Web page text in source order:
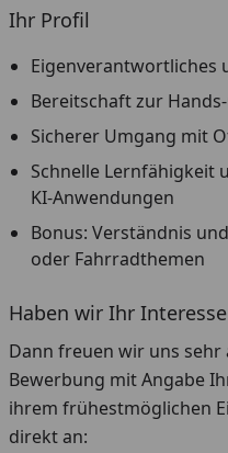
Ihr Profil
Eigenverantwortliches
Bereitschaft zur
Sicherer Umgang mit
Schnelle Lernfähigkeit
KI-Anwendungen
Bonus: Verständnis
oder Fahrradthemen
Haben wir Ihr
Dann freuen wir uns
Bewerbung mit Angabe
ihrem frühestmöglichen
direkt an: